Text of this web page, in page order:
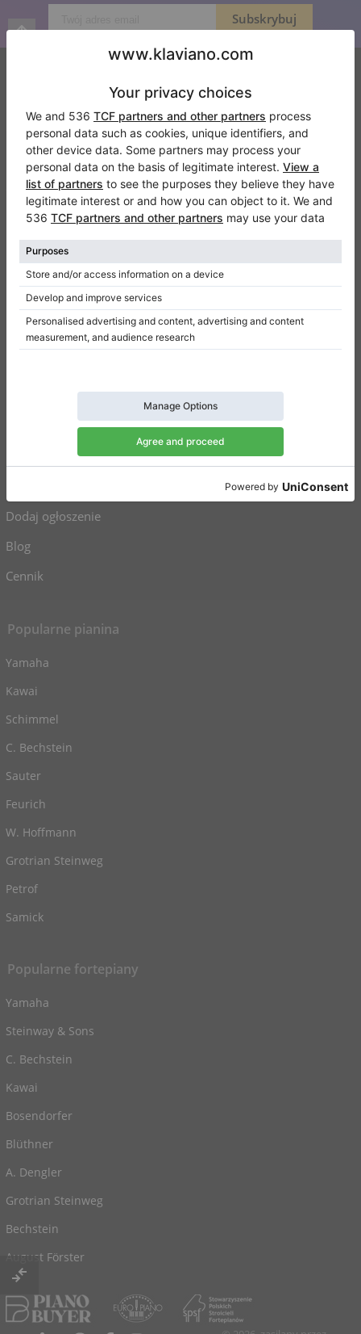
Częste pytania
Kontakt
O nas
Dodaj opinie
Regulamin
Polityka prywatności
Ustawienia uzyskiwania zgody
Pianina na sprzedaż
Fortepiany na sprzedaż
Używane pianina
Dodaj ogłoszenie
Blog
Cennik
Popularne pianina
Yamaha
Kawai
Schimmel
C. Bechstein
Sauter
Feurich
W. Hoffmann
Grotrian Steinweg
Petrof
Samick
Popularne fortepiany
Yamaha
Steinway & Sons
C. Bechstein
Kawai
Bosendorfer
Blüthner
A. Dengler
Grotrian Steinweg
Bechstein
August Förster